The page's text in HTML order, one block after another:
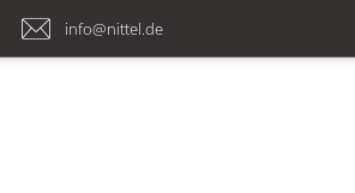
info@nittel.de